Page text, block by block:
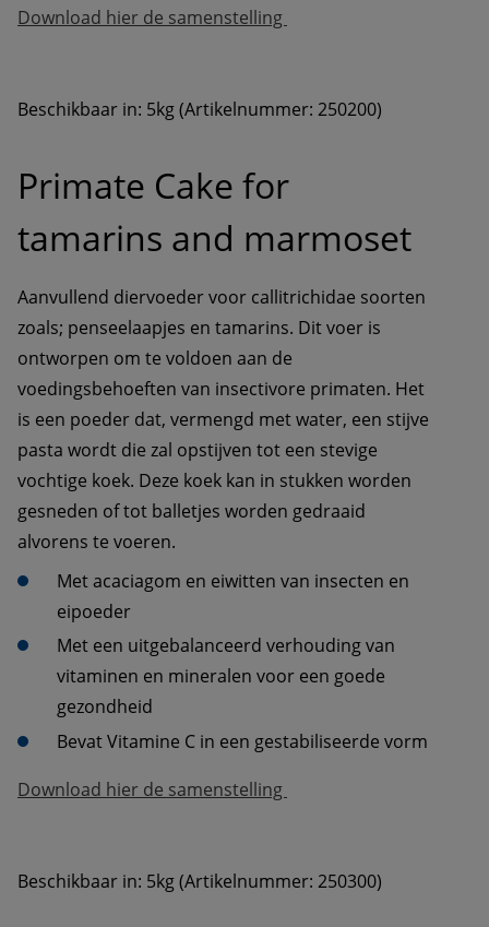
Beschikbaar in: 5kg (Artikelnummer: 250200)
Primate Cake for
tamarins and marmoset
Aanvullend diervoeder voor callitrichidae soorten
zoals; penseelaapjes en tamarins. Dit voer is
ontworpen om te voldoen aan de
voedingsbehoeften van insectivore primaten. Het
is een poeder dat, vermengd met water, een stijve
pasta wordt die zal opstijven tot een stevige
vochtige koek. Deze koek kan in stukken worden
gesneden of tot balletjes worden gedraaid
alvorens te voeren.
Met acaciagom en eiwitten van insecten en
eipoeder
Met een uitgebalanceerd verhouding van
vitaminen en mineralen voor een goede
gezondheid
Bevat Vitamine C in een gestabiliseerde vorm
Beschikbaar in: 5kg (Artikelnummer: 250300)